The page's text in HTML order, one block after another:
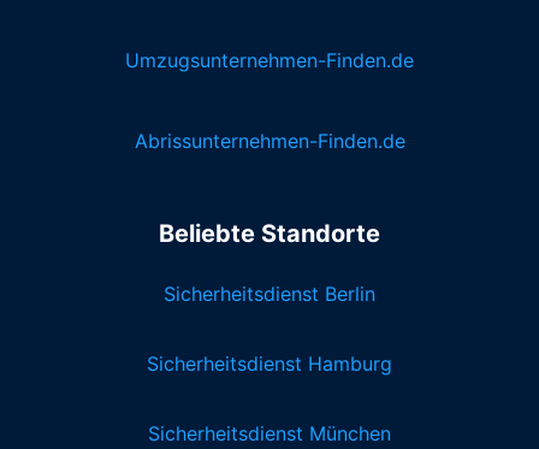
Umzugsunternehmen-Finden.de
Abrissunternehmen-Finden.de
Beliebte Standorte
Sicherheitsdienst Berlin
Sicherheitsdienst Hamburg
Sicherheitsdienst München